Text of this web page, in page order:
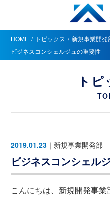
HOME トピックス
新規事業開発
ビジネスコンシェルジュの重要性
ト
2019.01.23 ｜ 新規事業開発部
ビジネスコンシェル
こんにちは、新規開発事業